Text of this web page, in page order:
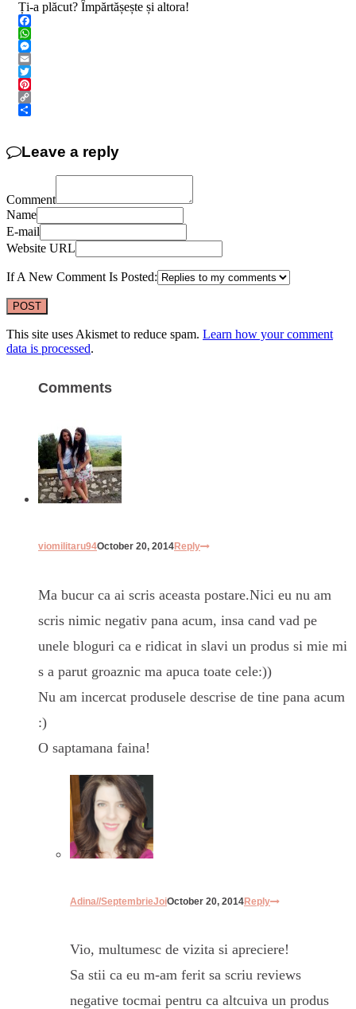
Ți-a plăcut? Împărtășește și altora!
Facebook
WhatsApp
Messenger
Email
Twitter
Pinterest
Copy
Leave a reply
Comment
Name
E-mail
Website URL
If A New Comment Is Posted:
This site uses Akismet to reduce spam. Learn how your comment
data is processed.
Comments
viomilitaru94October 20, 2014Reply
Ma bucur ca ai scris aceasta postare.Nici eu nu am
scris nimic negativ pana acum, insa cand vad pe
unele bloguri ca e ridicat in slavi un produs si mie mi
s a parut groaznic ma apuca toate cele:))
Nu am incercat produsele descrise de tine pana acum
:)
O saptamana faina!
Adina//SeptembrieJoiOctober 20, 2014Reply
Vio, multumesc de vizita si apreciere!
Sa stii ca eu m-am ferit sa scriu reviews
negative tocmai pentru ca altcuiva un produs